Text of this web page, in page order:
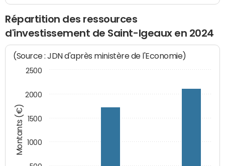
Répartition des ressources
d'investissement de Saint-Igeaux en 2024
Montants (€)
(Source : JDN d'après ministère de l'Economie)
1000
1500
2000
2500